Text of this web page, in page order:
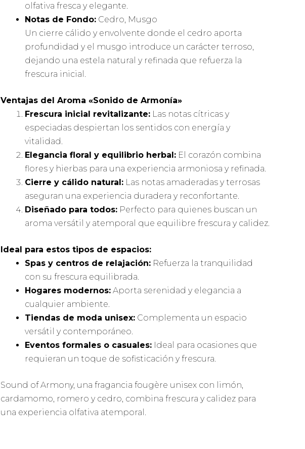
olfativa fresca y elegante.
Notas de Fondo: Cedro, Musgo
Un cierre cálido y envolvente donde el cedro aporta
profundidad y el musgo introduce un carácter terroso,
dejando una estela natural y refinada que refuerza la
frescura inicial.
Ventajas del Aroma «Sonido de Armonía»
Frescura inicial revitalizante: Las notas cítricas y
especiadas despiertan los sentidos con energía y
vitalidad.
Elegancia floral y equilibrio herbal: El corazón combina
flores y hierbas para una experiencia armoniosa y refinada.
Cierre y cálido natural: Las notas amaderadas y terrosas
aseguran una experiencia duradera y reconfortante.
Diseñado para todos: Perfecto para quienes buscan un
aroma versátil y atemporal que equilibre frescura y calidez.
Ideal para estos tipos de espacios:
Spas y centros de relajación: Refuerza la tranquilidad
con su frescura equilibrada.
Hogares modernos: Aporta serenidad y elegancia a
cualquier ambiente.
Tiendas de moda unisex: Complementa un espacio
versátil y contemporáneo.
Eventos formales o casuales: Ideal para ocasiones que
requieran un toque de sofisticación y frescura.
Sound of Armony, una fragancia fougère unisex con limón,
cardamomo, romero y cedro, combina frescura y calidez para
una experiencia olfativa atemporal.